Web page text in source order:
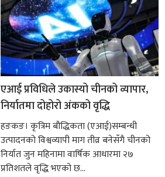
एआई प्रविधिले उकास्यो चीनको व्यापार,
निर्यातमा दोहोरो अंकको वृद्धि
हङकङ। कृत्रिम बौद्धिकता (एआई)सम्बन्धी
उत्पादनको विश्वव्यापी माग तीव्र बनेसँगै चीनको
निर्यात जुन महिनामा वार्षिक आधारमा २७
प्रतिशतले वृद्धि भएको छ...